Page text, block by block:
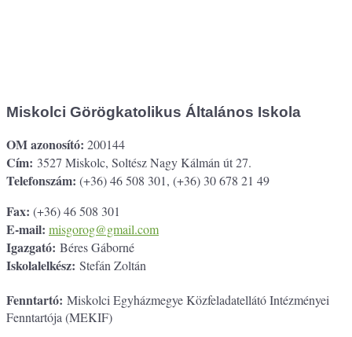
Miskolci Görögkatolikus Általános Iskola
OM azonosító: 200144
Cím: 3527 Miskolc, Soltész Nagy Kálmán út 27.
Telefonszám: (+36) 46 508 301, (+36) 30 678 21 49
Fax: (+36) 46 508 301
E-mail: misgorog@gmail.com
Igazgató: Béres Gáborné
Iskolalelkész: Stefán Zoltán
Fenntartó: Miskolci Egyházmegye Közfeladatellátó Intézményei
Fenntartója (MEKIF)